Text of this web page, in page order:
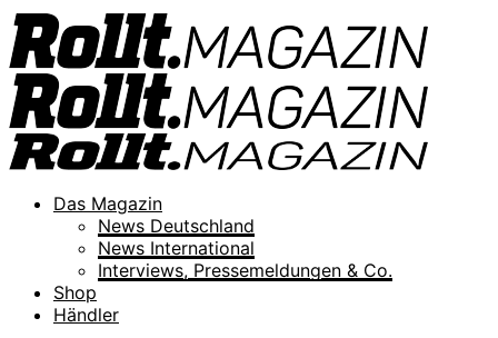
Das Magazin
News Deutschland
News International
Interviews, Pressemeldungen & Co.
Shop
Händler